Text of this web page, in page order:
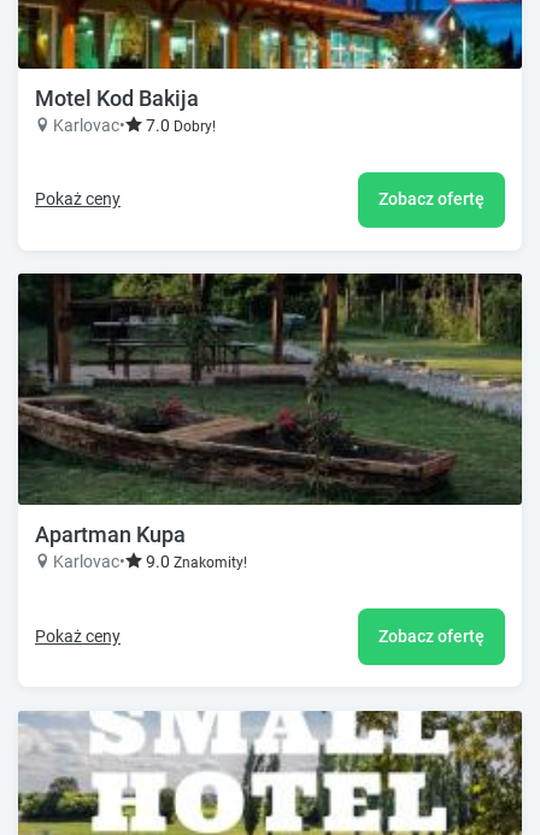
Motel Kod Bakija
Karlovac• 7.0 Dobry!
Pokaż ceny Zobacz ofertę
Apartman Kupa
Karlovac• 9.0 Znakomity!
Pokaż ceny Zobacz ofertę